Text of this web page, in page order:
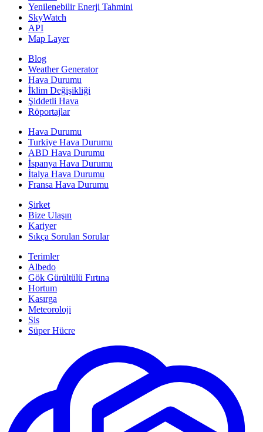
Yenilenebilir Enerji Tahmini
SkyWatch
API
Map Layer
Blog
Weather Generator
Hava Durumu
İklim Değişikliği
Şiddetli Hava
Röportajlar
Hava Durumu
Turkiye Hava Durumu
ABD Hava Durumu
İspanya Hava Durumu
İtalya Hava Durumu
Fransa Hava Durumu
Şirket
Bize Ulaşın
Kariyer
Sıkça Sorulan Sorular
Terimler
Albedo
Gök Gürültülü Fırtına
Hortum
Kasırga
Meteoroloji
Sis
Süper Hücre